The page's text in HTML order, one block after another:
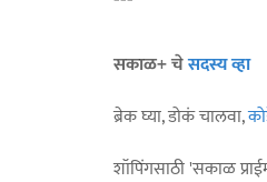
सकाळ+ चेसदस्य व्हा
ब्रेक घ्या, डोकं चालवा,
शॉपिंगसाठी 'सकाळ